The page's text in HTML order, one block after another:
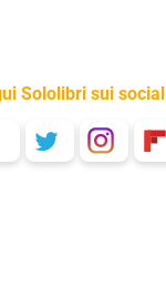
Sololibri sui social